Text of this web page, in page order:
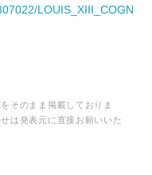
LOUIS_XIII_COGN
そのまま掲載しておりま
は発表元に直接お願いいた